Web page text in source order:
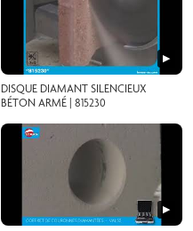
▶
DISQUE DIAMANT SILENCIEUX
BÉTON ARMÉ | 815230
▶